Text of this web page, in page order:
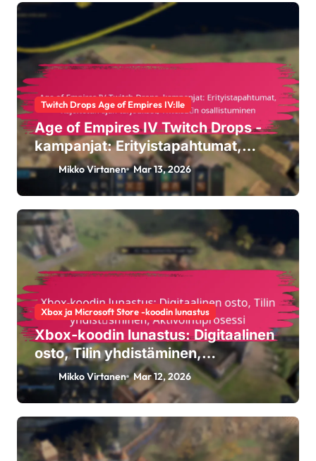
Palkintotyypit
Twitch Drops Age of Empires IV:lle
Age of Empires IV Twitch Drops -
kampanjat: Erityistapahtumat,
Rajoitetun ajan tarjoukset, Yhteisön
osallistuminen
Mikko Virtanen Mar 13, 2026
Xbox ja Microsoft Store -koodin lunastus
Xbox-koodin lunastus: Digitaalinen
osto, Tilin yhdistäminen,
Aktivointiprosessi
Mikko Virtanen Mar 12, 2026